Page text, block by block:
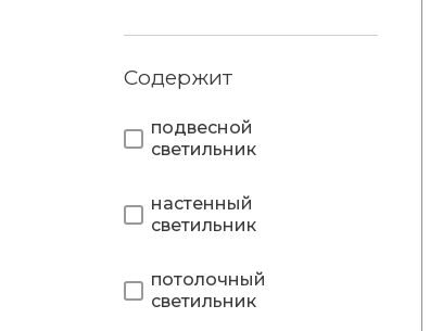
Содержит
подвесной
светильник
настенный
светильник
потолочный
светильник